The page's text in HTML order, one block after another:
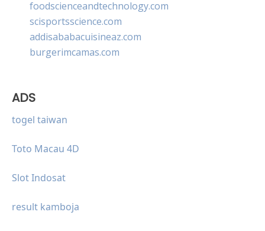
foodscienceandtechnology.com
scisportsscience.com
addisababacuisineaz.com
burgerimcamas.com
ADS
togel taiwan
Toto Macau 4D
Slot Indosat
result kamboja